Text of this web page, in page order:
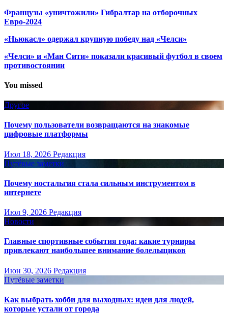
Французы «уничтожили» Гибралтар на отборочных
Евро-2024
«Ньюкасл» одержал крупную победу над «Челси»
«Челси» и «Ман Сити» показали красивый футбол в своем
противостоянии
You missed
Другое
Почему пользователи возвращаются на знакомые
цифровые платформы
Июл 18, 2026 Редакция
Путёвые заметки
Почему ностальгия стала сильным инструментом в
интернете
Июл 9, 2026 Редакция
Новости
Главные спортивные события года: какие турниры
привлекают наибольшее внимание болельщиков
Июн 30, 2026 Редакция
Путёвые заметки
Как выбрать хобби для выходных: идеи для людей,
которые устали от города